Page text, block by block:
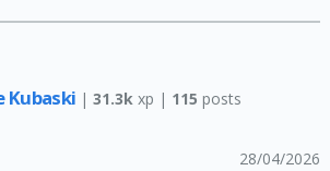
Kubaski | 31.3k xp | 115 posts
28/04/2026